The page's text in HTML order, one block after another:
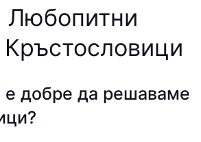
Любопитни
е добре да решаваме